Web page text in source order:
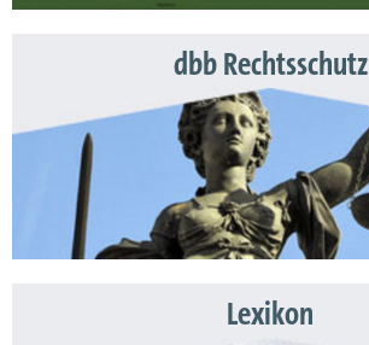
dbb Rechtsschutz
Lexikon